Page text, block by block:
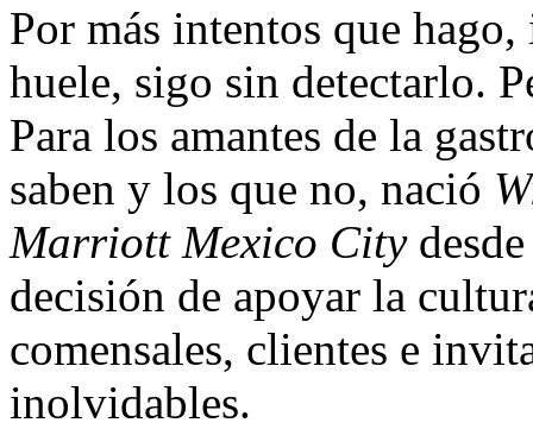
Por más intentos que
huele, sigo sin detectarlo.
Para los amantes de la
saben y los que no, nació
Marriott Mexico City
decisión de apoyar la
comensales, clientes e
inolvidables.